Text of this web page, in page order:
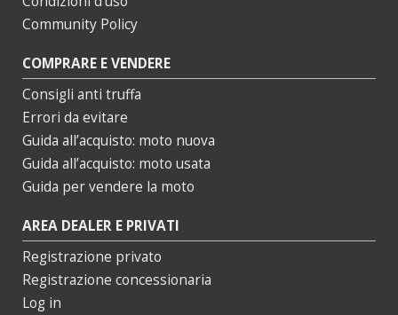
Community Policy
COMPRARE E VENDERE
Consigli anti truffa
Errori da evitare
Guida all’acquisto: moto nuova
Guida all’acquisto: moto usata
Guida per vendere la moto
AREA DEALER E PRIVATI
Registrazione privato
Registrazione concessionaria
Log in